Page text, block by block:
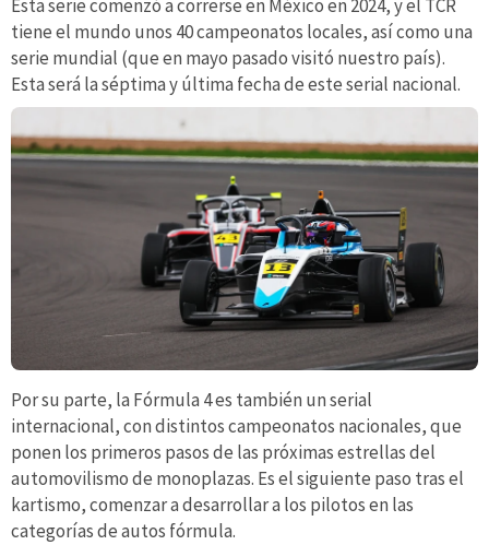
Esta serie comenzó a correrse en México en 2024, y el TCR
tiene el mundo unos 40 campeonatos locales, así como una
serie mundial (que en mayo pasado visitó nuestro país).
Esta será la séptima y última fecha de este serial nacional.
Por su parte, la Fórmula 4 es también un serial
internacional, con distintos campeonatos nacionales, que
ponen los primeros pasos de las próximas estrellas del
automovilismo de monoplazas. Es el siguiente paso tras el
kartismo, comenzar a desarrollar a los pilotos en las
categorías de autos fórmula.